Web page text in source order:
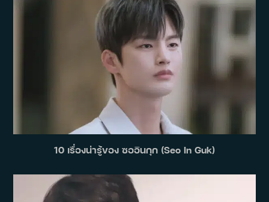
10 เรื่องน่ารู้ของ ซออินกุก (Seo In Guk)